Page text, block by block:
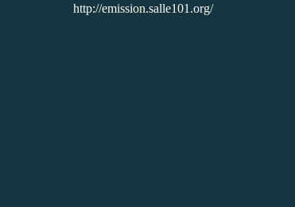
http://emission.salle101.org/